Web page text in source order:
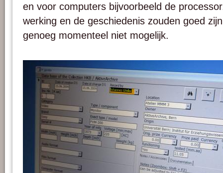
en voor computers bijvoorbeeld de
werking en de geschiedenis zouden goed
genoeg momenteel niet mogelijk.